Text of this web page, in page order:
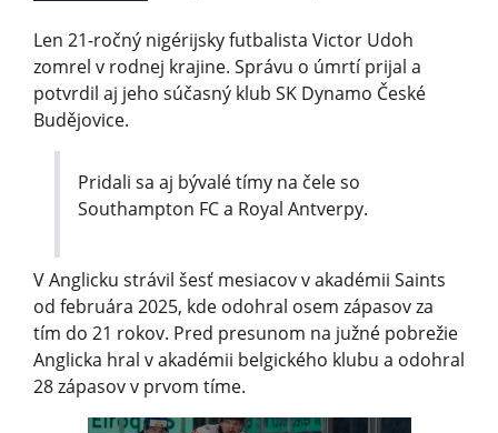
Len 21-ročný nigérijsky futbalista Victor Udoh
zomrel v rodnej krajine. Správu o úmrtí prijal a
potvrdil aj jeho súčasný klub SK Dynamo České
Budějovice.
Pridali sa aj bývalé tímy na čele so
Southampton FC a Royal Antverpy.
V Anglicku strávil šesť mesiacov v akadémii Saints
od februára 2025, kde odohral osem zápasov za
tím do 21 rokov. Pred presunom na južné pobrežie
Anglicka hral v akadémii belgického klubu a odohral
28 zápasov v prvom tíme.